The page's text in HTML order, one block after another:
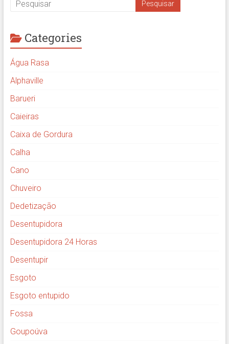
Categories
Água Rasa
Alphaville
Barueri
Caieiras
Caixa de Gordura
Calha
Cano
Chuveiro
Dedetização
Desentupidora
Desentupidora 24 Horas
Desentupir
Esgoto
Esgoto entupido
Fossa
Goupoúva